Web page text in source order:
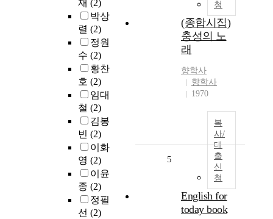
재 (2)
박상
렬 (2)
정원
수 (2)
황찬
호 (2)
임대
철 (2)
김봉
빈 (2)
이화
영 (2)
이윤
종 (2)
정필
선 (2)
청
(종합시집)
충성의 노
래
향학사
향학사
1970
복
사/
대
출
신
청
5
English for
today book